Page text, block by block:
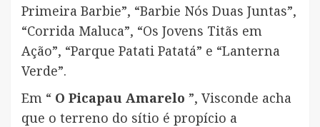
Primeira Barbie”, “Barbie Nós Duas Juntas”,
“Corrida Maluca”, “Os Jovens Titãs em
Ação”, “Parque Patati Patatá” e “Lanterna
Verde”.
Em “ O Picapau Amarelo ”, Visconde acha
que o terreno do sítio é propício a